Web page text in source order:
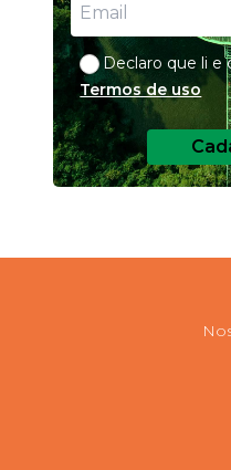
Declaro que li e
Termos de uso